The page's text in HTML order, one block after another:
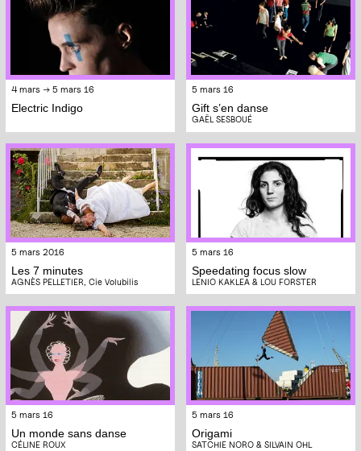
4 mars → 5 mars 16
Electric Indigo
5 mars 16
Gift s’en danse
GAËL SESBOUÉ
5 mars 2016
Les 7 minutes
AGNÈS PELLETIER, Cie Volubilis
5 mars 16
Speedating focus slow
LENIO KAKLEA & LOU FORSTER
5 mars 16
Un monde sans danse
CÉLINE ROUX
5 mars 16
Origami
SATCHIE NORO & SILVAIN OHL